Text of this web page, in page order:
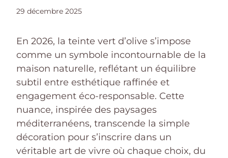
29 décembre 2025
En 2026, la teinte vert d’olive s’impose
comme un symbole incontournable de la
maison naturelle, reflétant un équilibre
subtil entre esthétique raffinée et
engagement éco-responsable. Cette
nuance, inspirée des paysages
méditerranéens, transcende la simple
décoration pour s’inscrire dans un
véritable art de vivre où chaque choix, du